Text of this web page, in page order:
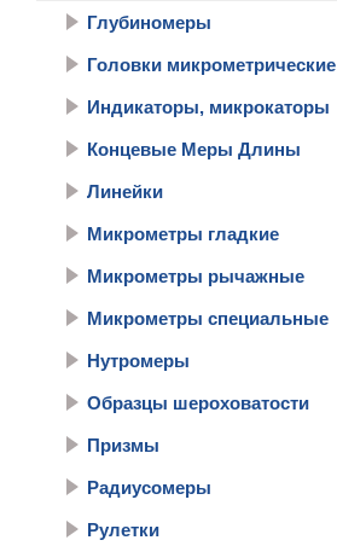
Глубиномеры
Головки микрометрические
Индикаторы, микрокаторы
Концевые Меры Длины
Линейки
Микрометры гладкие
Микрометры рычажные
Микрометры специальные
Нутромеры
Образцы шероховатости
Призмы
Радиусомеры
Рулетки